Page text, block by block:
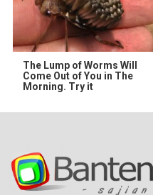
The Lump of Worms Will
Come Out of You in The
Morning. Try it